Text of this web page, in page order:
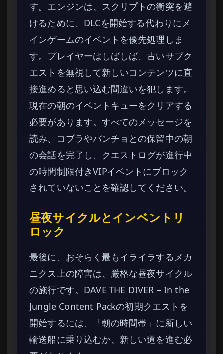
す。エンジンは、スクリプトの衝突を避
けるために、DLCを開始する代わりにメ
インゲームのイベントを優先処理しま
す。プレイヤーはしばしば、古いサブク
エストを無視して新しいコンテンツに直
接進めると思い込む間違いを犯します。
現在の朝のイベントキューをクリアする
必要があります。すべてのメッセージを
読み、コブラやバンチョとの保留中の朝
の会話を完了し、クエストログが進行中
の時間制限付きVIPイベントにブロック
されていないことを確認してください。
昼夜サイクルとインベントリ
ロック
最後に、おそらく最もイライラするメカ
ニクス上の障害は、厳格な昼夜サイクル
の施行です。DAVE THE DIVER – In the
Jungle Content Packの初期クエストを
開始するには、「朝の時間帯」に新しい
輸送船に乗り込むか、新しい道を進む必